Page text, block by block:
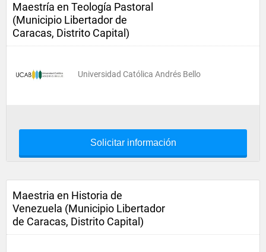
Maestría en Teología Pastoral
(Municipio Libertador de
Caracas, Distrito Capital)
Universidad Católica Andrés Bello
Solicitar información
Maestria en Historia de
Venezuela (Municipio Libertador
de Caracas, Distrito Capital)